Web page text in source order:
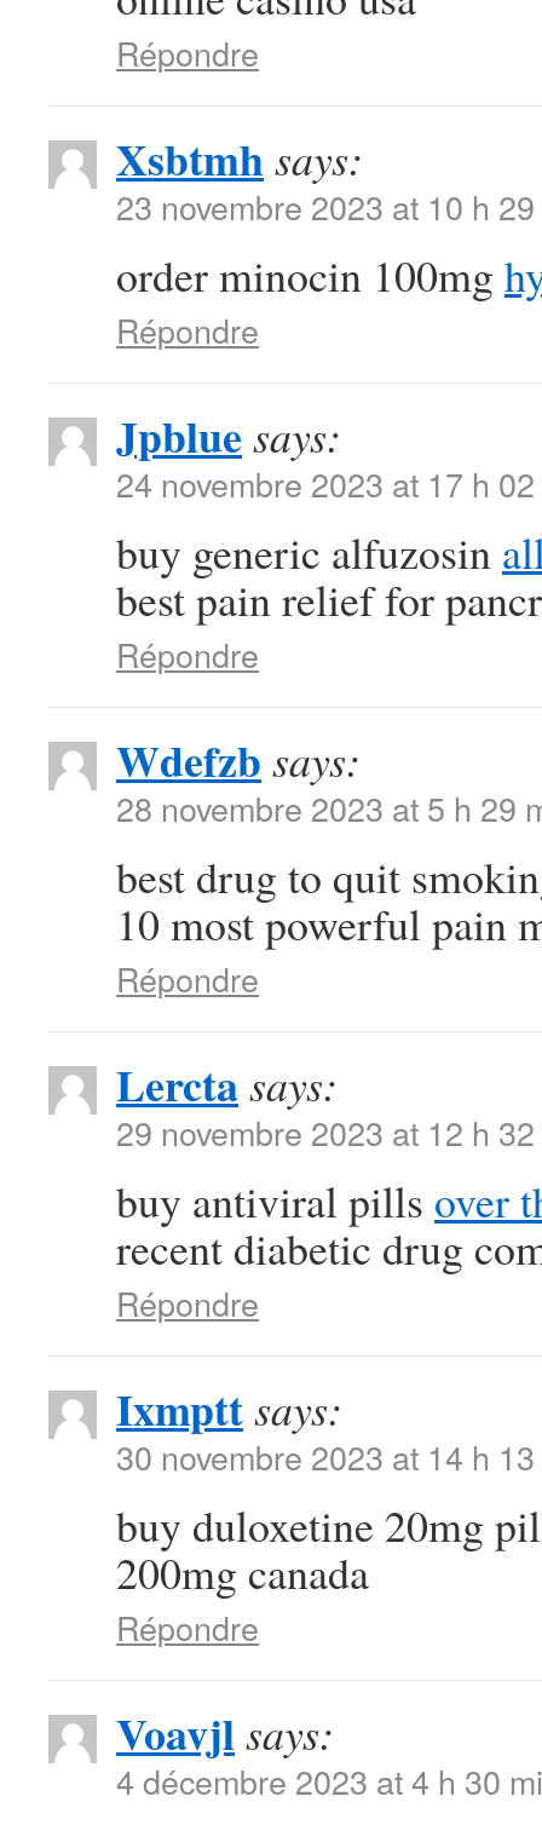
Répondre
Xsbtmhsays:
23 novembre 2023 at 10 h
order minocin 100mg
Répondre
Jpblue says:
24 novembre 2023 at 17 h
buy generic alfuzosin
best pain relief for
Répondre
Wdefzb says:
28 novembre 2023 at 5 h 29
best drug to quit
10 most powerful pain
Répondre
Lerctasays:
29 novembre 2023 at 12 h
buy antiviral pills over
recent diabetic drug
Répondre
Ixmpttsays:
30 novembre 2023 at 14 h
buy duloxetine 20mg
200mg canada
Répondre
Voavjlsays:
4 décembre 2023 at 4 h 30